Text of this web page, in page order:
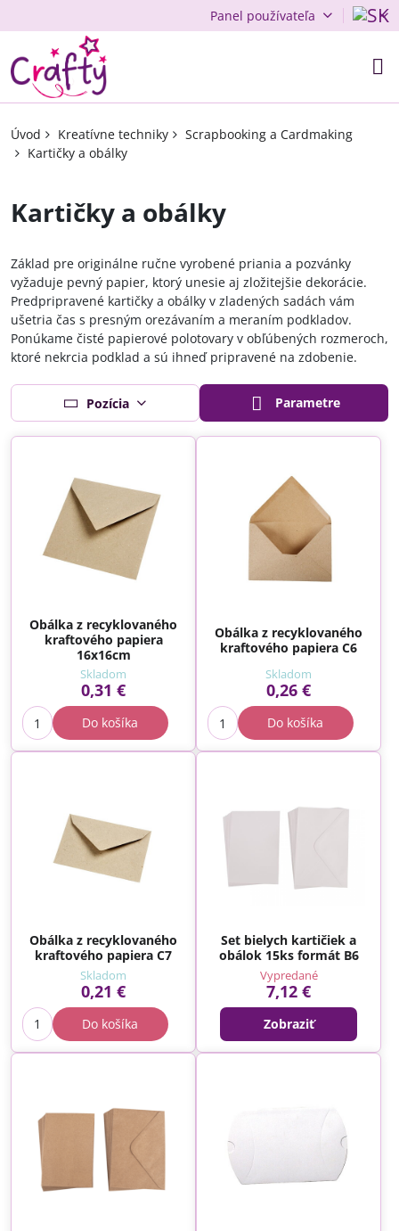
Panel používateľa
Úvod Kreatívne techniky
Scrapbooking a Cardmaking
Kartičky a obálky
Kartičky a obálky
Základ pre originálne ručne vyrobené priania a pozvánky
vyžaduje pevný papier, ktorý unesie aj zložitejšie dekorácie.
Predpripravené kartičky a obálky v zladených sadách vám
ušetria čas s presným orezávaním a meraním podkladov.
Ponúkame čisté papierové polotovary v obľúbených rozmeroch,
ktoré nekrcia podklad a sú ihneď pripravené na zdobenie.
Pozícia Parametre
Obálka z recyklovaného
kraftového papiera
16x16cm
Skladom
0,31 €
Do košíka
Obálka z recyklovaného
kraftového papiera C6
Skladom
0,26 €
Do košíka
Obálka z recyklovaného
kraftového papiera C7
Skladom
0,21 €
Do košíka
Set bielych kartičiek a
obálok 15ks formát B6
Vypredané
7,12 €
Zobraziť